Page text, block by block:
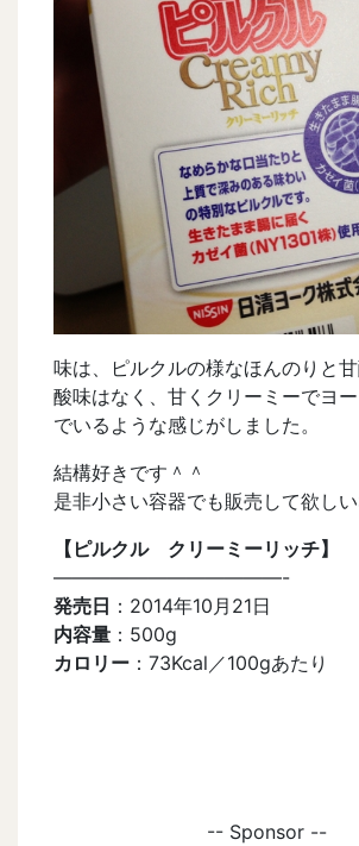
味は、ピルクルの様なほんのりと
酸味はなく、甘くクリーミーでヨ
でいるような感じがしました。
結構好きです＾＾
是非小さい容器でも販売して欲しい
【ピルクル クリーミーリッチ】
————————————-
発売日 ：2014年10月21日
内容量 ：500g
カロリー ：73Kcal／100gあたり
-- Sponsor --